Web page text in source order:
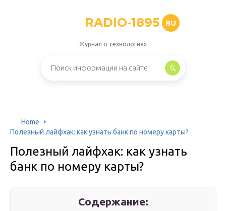
RADIO-1895 RU
Журнал о технологиях
Home
Полезный лайфхак: как узнать банк по номеру карты?
Полезный лайфхак: как узнать
банк по номеру карты?
Содержание: